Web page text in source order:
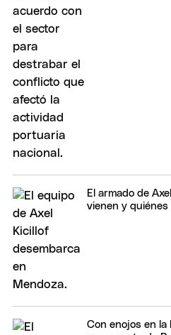
El armado de
vienen y
Con enojos en la